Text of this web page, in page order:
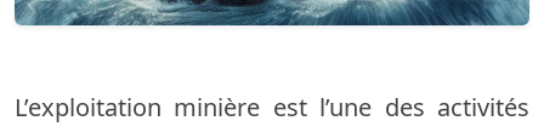
L’exploitation minière est l’une des activités